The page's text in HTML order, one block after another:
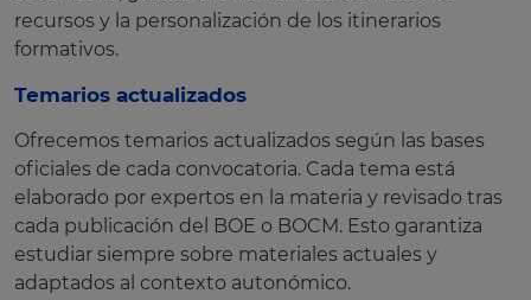
recursos y la personalización de los itinerarios
formativos.
Temarios actualizados
Ofrecemos temarios actualizados según las bases
oficiales de cada convocatoria. Cada tema está
elaborado por expertos en la materia y revisado tras
cada publicación del BOE o BOCM. Esto garantiza
estudiar siempre sobre materiales actuales y
adaptados al contexto autonómico.